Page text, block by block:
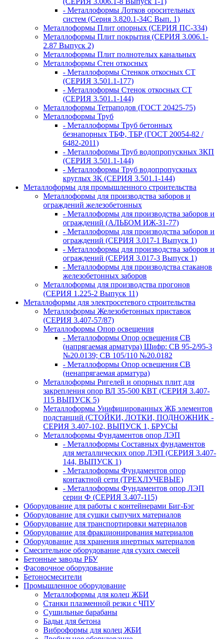
- Металлоформы Лотков оросительных
систем (Серия 3.820.1-34С Вып. 1)
Металлоформы Плит опорных (СЕРИЯ ПС-334)
Металлоформы Плит покрытия (СЕРИЯ 3.006.1-
2.87 Выпуск 2)
Металлоформы Плит полнотелых канальных
Металлоформы Стен откосных
- Металлоформы Стенкок откосных СТ
(СЕРИЯ 3.501.1-177)
- Металлоформы Стенок откосных СТ
(СЕРИЯ 3.501.1-144)
Металлоформы Тетраподов (ГОСТ 20425-75)
Металлоформы Труб
- Металлоформы Труб бетонных
безнапорных ТБФ, ТБР (ГОСТ 20054-82 /
6482-2011)
- Металлоформы Труб водопропускных ЗКП
(СЕРИЯ 3.501.1-144)
- Металлоформы Труб водопропускных
круглых ЗК (СЕРИЯ 3.501.1-144)
Металлоформы для промышленного строительства
Металлоформы для производства заборов и
ограждений железобетонных
- Металлоформы для производства заборов и
ограждений (АЛЬБОМ ИЖ-31-77)
- Металлоформы для производства заборов и
ограждений (СЕРИЯ 3.017-1 Выпуск 1)
- Металлоформы для производства заборов и
ограждений (СЕРИЯ 3.017-3 Выпуск 1)
- Металлоформы для производства стаканов
железобетонных заборов
Металлоформы для производства прогонов
(СЕРИЯ 1.225-2 Выпуск 11)
Металлоформы для электросетевого строительства
Металлоформы Железобетонных приставок
(СЕРИЯ 3.407-57/87)
Металлоформы Опор освещения
- Металлоформы Опор освещения СВ
(напрягаемая арматура) Шифр: СВ 95-2/95-3
№20.0139; СВ 105/110 №20.0182
- Металлоформы Опор освещения СВ
(ненапрягаемая арматура)
Металлоформы Ригелей и опорных плит для
закрепления опор ВЛ 35-500 КВТ (СЕРИЯ 3.407-
115 ВЫПУСК 5)
Металлоформы Унифицированных ЖБ элементов
подстанций (СТОЙКИ, ЛОТКИ, ПОДНОЖНИК -
СЕРИЯ 3.407-102, ВЫПУСК 1, БРУСЫ
Металлоформы Фундаментов опор ЛЭП
- Металлоформы Составных фундаментов
для металлических опор ЛЭП (СЕРИЯ 3.407-
144, ВЫПУСК 1)
- Металлоформы Фундаментов опор
контактной сети (ТРЕХЛУЧЕВЫЕ)
- Металлоформы Фундаментов опор ЛЭП
серии Ф (СЕРИЯ 3.407-115)
Оборудование для работы с контейнерами Биг-Бэг
Оборудование для сушки сыпучих материалов
Оборудование для транспортировки материалов
Оборудование для фракционирования материалов
Оборудование для хранения инертных материалов
Смесительное оборудование для сухих смесей
Бетонные заводы РБУ
Фасовочное оборудование
Бетоносмесители
Промышленное оборудование
Металлоформы для колец ЖБИ
Станки плазменной резки с ЧПУ
Сушильные барабаны
Бадьи для бетона
Виброформы для колец ЖБИ